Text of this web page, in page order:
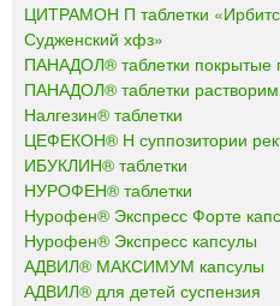
ЦИТРАМОН П таблетки
Судженский хфз»
ПАНАДОЛ® таблетки покрытые
ПАНАДОЛ® таблетки
Налгезин® таблетки
ЦЕФЕКОН® Н суппозитории
ИБУКЛИН® таблетки
НУРОФЕН® таблетки
Нурофен® Экспресс Форте
Нурофен® Экспресс капсулы
АДВИЛ® МАКСИМУМ капсулы
АДВИЛ® для детей суспензия